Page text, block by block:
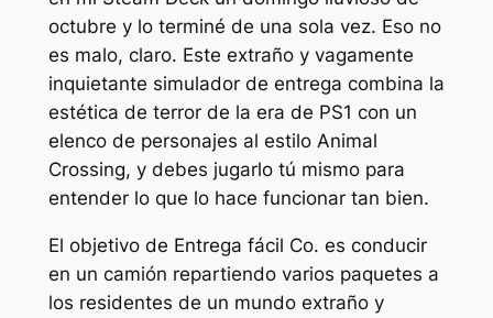
octubre y lo terminé de una sola vez. Eso no
es malo, claro. Este extraño y vagamente
inquietante simulador de entrega combina la
estética de terror de la era de PS1 con un
elenco de personajes al estilo Animal
Crossing, y debes jugarlo tú mismo para
entender lo que lo hace funcionar tan bien.
El objetivo de Entrega fácil Co. es conducir
en un camión repartiendo varios paquetes a
los residentes de un mundo extraño y